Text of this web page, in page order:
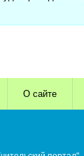
О сайте